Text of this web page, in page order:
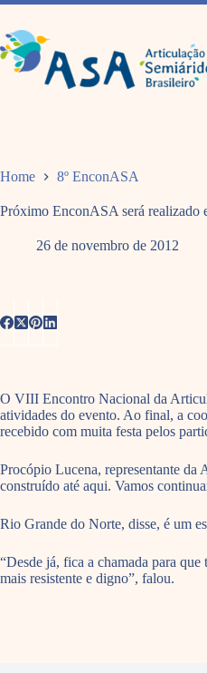
Pular
o
conteúdo
Home 8º EnconASA
Próximo EnconASA será realizado
26 de novembro de 2012
O VIII Encontro Nacional da
atividades do evento. Ao final, a
recebido com muita festa pelos
Procópio Lucena, representante da
construído até aqui. Vamos
Rio Grande do Norte, disse, é um
“Desde já, fica a chamada para
mais resistente e digno”, falou.